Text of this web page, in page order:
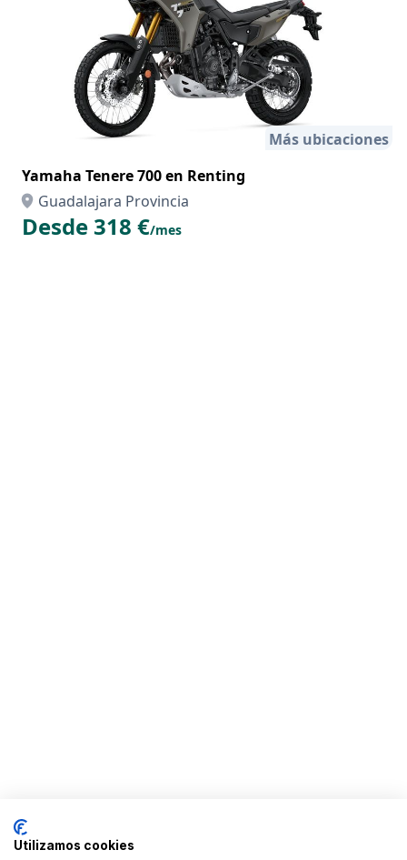
Más ubicaciones
Yamaha Tenere 700 en Renting
Guadalajara Provincia
Desde 318 €/mes
Utilizamos cookies